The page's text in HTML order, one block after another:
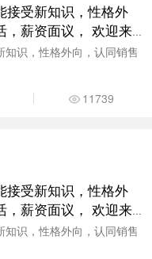
接受新知识，性格外
，薪资面议， 欢迎来
识，性格外向，认同销售
11739
接受新知识，性格外
，薪资面议， 欢迎来
识，性格外向，认同销售